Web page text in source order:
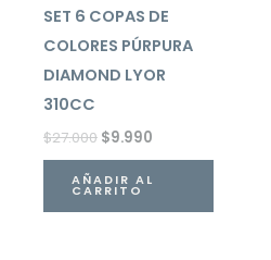
SET 6 COPAS DE
COLORES PÚRPURA
DIAMOND LYOR
310CC
$27.000 $9.990
AÑADIR AL
CARRITO